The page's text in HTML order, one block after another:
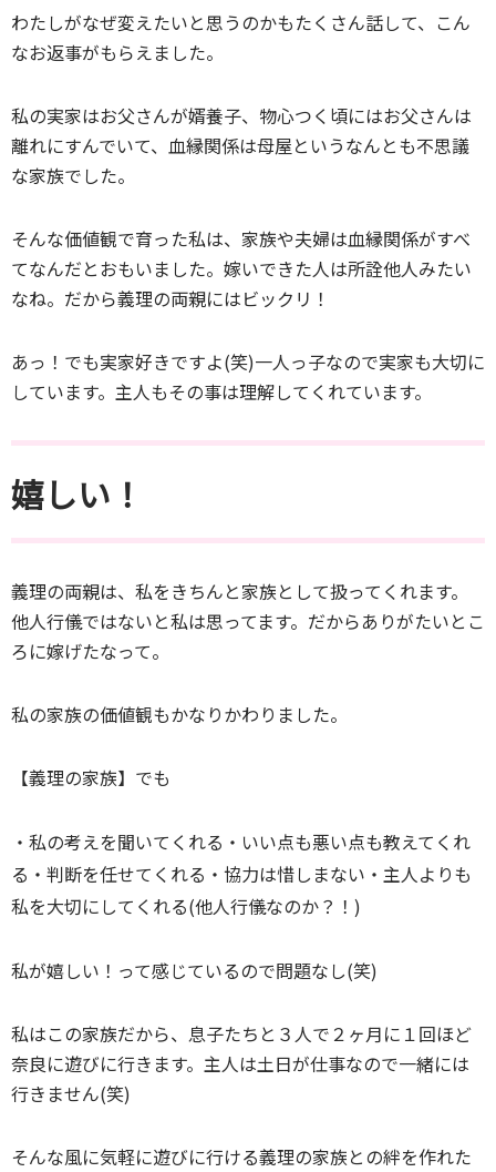
わたしがなぜ変えたいと思うのかもたくさん話して、こん
なお返事がもらえました。
私の実家はお父さんが婿養子、物心つく頃にはお父さんは
離れにすんでいて、血縁関係は母屋というなんとも不思議
な家族でした。
そんな価値観で育った私は、家族や夫婦は血縁関係がすべ
てなんだとおもいました。嫁いできた人は所詮他人みたい
なね。だから義理の両親にはビックリ！
あっ！でも実家好きですよ(笑)一人っ子なので実家も大切に
しています。主人もその事は理解してくれています。
嬉しい！
義理の両親は、私をきちんと家族として扱ってくれます。
他人行儀ではないと私は思ってます。だからありがたいとこ
ろに嫁げたなって。
私の家族の価値観もかなりかわりました。
【義理の家族】でも
・私の考えを聞いてくれる ・いい点も悪い点も教えてくれ
る ・判断を任せてくれる ・協力は惜しまない・主人よりも
私を大切にしてくれる(他人行儀なのか？！)
私が嬉しい！って感じているので問題なし(笑)
私はこの家族だから、息子たちと３人で２ヶ月に１回ほど
奈良に遊びに行きます。主人は土日が仕事なので一緒には
行きません(笑)
そんな風に気軽に遊びに行ける義理の家族との絆を作れた